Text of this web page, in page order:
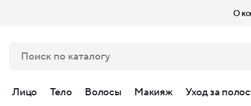
О
Лицо Тело Волосы Макияж Уход за